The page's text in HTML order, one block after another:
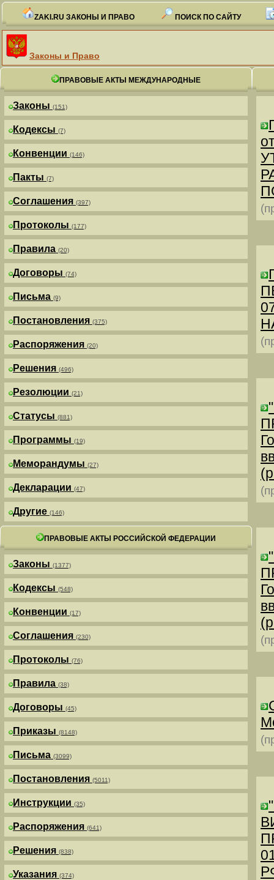
ZAKI.RU ЗАКОНЫ И ПРАВО ПОИСК ПО САЙТУ
Законы и Право
ПРАВОВЫЕ АКТЫ МЕЖДУНАРОДНЫЕ
Законы (151)
Кодексы (7)
Конвенции (146)
Пакты (7)
Соглашения (397)
Протоколы (177)
Правила (20)
Договоры (74)
Письма (9)
Постановления (375)
Распоряжения (20)
Решения (496)
Резолюции (21)
Статусы (881)
Программы (19)
Меморандумы (27)
Декларации (47)
Другие (146)
ПРАВОВЫЕ АКТЫ РОССИЙСКОЙ ФЕДЕРАЦИИ
Законы (1377)
Кодексы (548)
Конвенции (17)
Соглашения (230)
Протоколы (76)
Правила (38)
Договоры (45)
Приказы (8148)
Письма (3099)
Постановления (5011)
Инструкции (35)
Распоряжения (641)
Решения (838)
Указания (374)